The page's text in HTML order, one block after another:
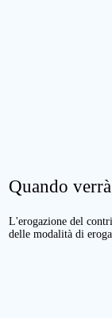
Quando
L'erogazione del
delle modalità di